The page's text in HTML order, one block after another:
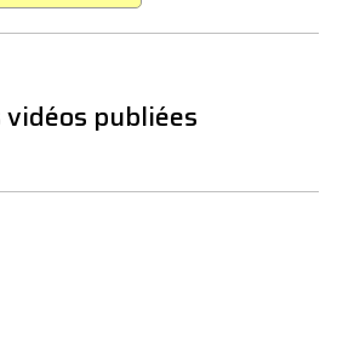
publiées